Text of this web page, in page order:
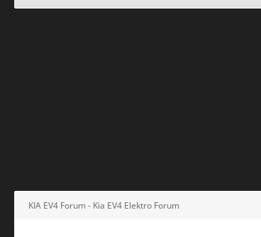
KIA EV4 Forum - Kia EV4 Elektro Forum